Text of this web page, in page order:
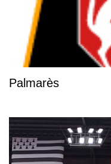
Palmarès